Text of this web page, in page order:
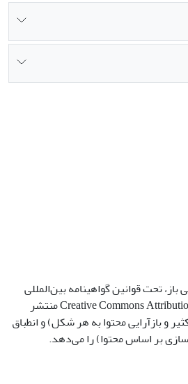
تحت قوانین گواهینامه بین‌المللی
Creative Commons Attribution 4.0 International License منتشر
و بازآرایی محتوا به هر شکل) و انطباق
بر اساس محتوا) را می‌دهد.